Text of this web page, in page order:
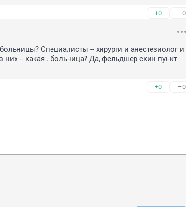
+0 –0
Специалисты -- хирурги и анестезиолог и
них -- какая . больница? Да, фельдшер скин пункт
+0 –0